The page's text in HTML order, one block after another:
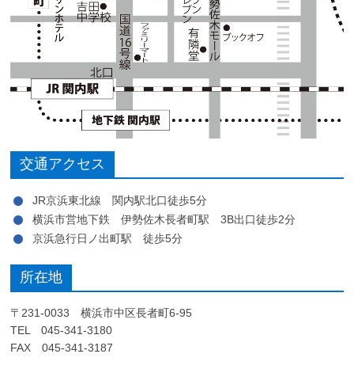
交通アクセス
JR京浜東北線 関内駅北口徒歩5分
横浜市営地下鉄 伊勢佐木長者町駅 3B出口徒歩2分
京浜急行日ノ出町駅 徒歩5分
所在地
〒231-0033 横浜市中区長者町6-95
TEL 045-341-3180
FAX 045-341-3187